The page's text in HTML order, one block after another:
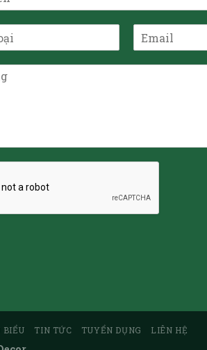
BIỂU TIN TỨC TUYỂN DỤNG LIÊN HỆ